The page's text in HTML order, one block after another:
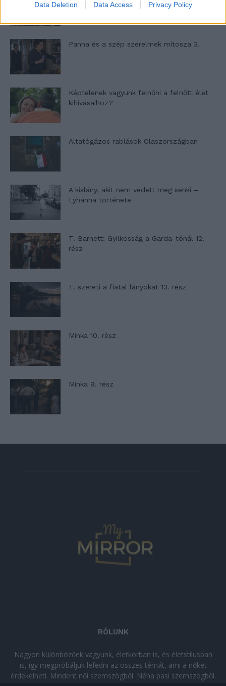
Data Deletion Data Access Privacy Policy
Panna és a szép szerelmek mítosza 3.
Képtelenek vagyunk felnőni a felnőtt élet
kihívásaihoz?
Altatógázos rablások Olaszországban
A kislány, akit nem védett meg senki –
Lyhanna története
T. Barnett: Gyilkosság a Garda-tónál 12.
rész
T. szereti a fiatal lányokat 13. rész
Minka 10. rész
Minka 9. rész
RÓLUNK
Nagyon különbözőek vagyunk, életkorban is, és életstílusban
is, így megpróbáljuk lefedni az összes témát, ami a nőket
érdekelheti. Mindent női szemszögből. Néha pasi szemszögből.